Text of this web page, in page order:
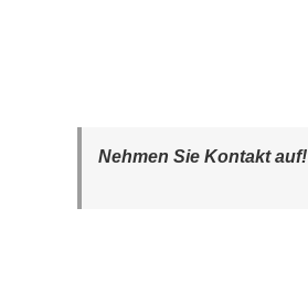
Nehmen Sie Kontakt auf!